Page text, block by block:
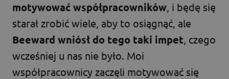
motywować współpracowników, i będę się
starał zrobić wiele, aby to osiągnąć, ale
Beeward wniósł do tego taki impet, czego
wcześniej u nas nie było. Moi
współpracownicy zaczęli motywować się